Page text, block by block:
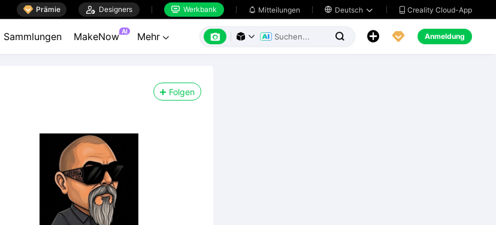
 Prämie  Designers  Werkbank  Mitteilungen  Deutsch   Creality Cloud-App
Sammlungen MakeNow AI Mehr        Anmeldung
Folgen